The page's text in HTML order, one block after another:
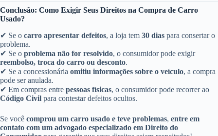
Conclusão: Como Exigir Seus Direitos na Compra de Carro
Usado?
✔ Se o carro apresentar defeitos, a loja tem 30 dias para consertar o
problema.
✔ Se o problema não for resolvido, o consumidor pode exigir
reembolso, troca do carro ou desconto.
✔ Se a concessionária omitiu informações sobre o veículo, a compra
pode ser anulada.
✔ Em compras entre pessoas físicas, o consumidor pode recorrer ao
Código Civil para contestar defeitos ocultos.
Se você comprou um carro usado e teve problemas, entre em
contato com um advogado especializado em Direito do